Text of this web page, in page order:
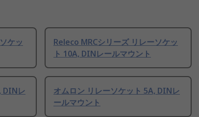
ケッ
Releco MRCシリーズ リレーソケッ
ト 10A, DINレールマウント
DINレ
オムロン リレーソケット 5A, DINレ
ールマウント